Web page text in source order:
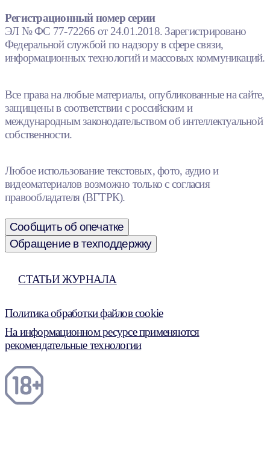
Регистрационный номер серии
ЭЛ № ФС 77-72266 от 24.01.2018. Зарегистрировано
Федеральной службой по надзору в сфере связи,
информационных технологий и массовых коммуникаций.
Все права на любые материалы, опубликованные на сайте,
защищены в соответствии с российским и
международным законодательством об интеллектуальной
собственности.
Любое использование текстовых, фото, аудио и
видеоматериалов возможно только с согласия
правообладателя (ВГТРК).
Сообщить об опечатке
Обращение в техподдержку
СТАТЬИ ЖУРНАЛА
Политика обработки файлов cookie
На информационном ресурсе применяются
рекомендательные технологии